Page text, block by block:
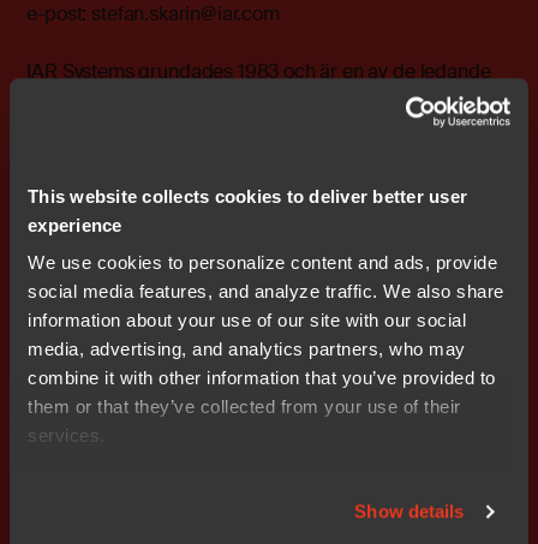
This website collects cookies to deliver better user
experience
We use cookies to personalize content and ads, provide
social media features, and analyze traffic. We also share
information about your use of our site with our social
media, advertising, and analytics partners, who may
combine it with other information that you’ve provided to
them or that they’ve collected from your use of their
services.
Show details
e-post: stefan.skarin@iar.com
IAR Systems grundades 1983 och är en av de ledande
programmering av processorer i inbyggda system.
programmera processorer som styr produkter inom till
exempel industriautomation, medicinteknik,
tillför värde till organisationer som utvecklar inbyggda
system. Vi tillhandahåller verktyg och tjänster som gör
att utveckling av inbyggda system blir snabb, effektiv
och pålitlig. Detta gör att våra kunder över hela världen
kan leverera bättre produkter snabbare till sina
marknader. IAR Systems är noterat på NASDAQ OMX
med tickern IAR.